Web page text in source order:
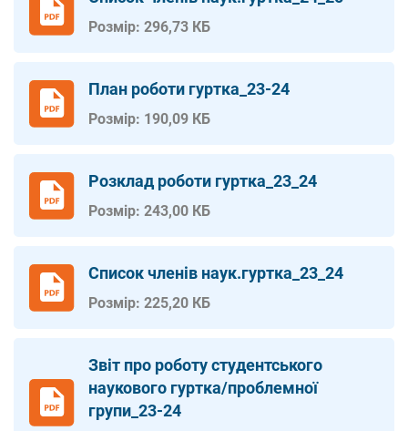
Розмір: 296,73 КБ
План роботи гуртка_23-24
Розмір: 190,09 КБ
Розклад роботи гуртка_23_24
Розмір: 243,00 КБ
Список членів наук.гуртка_23_24
Розмір: 225,20 КБ
Звіт про роботу студентського
наукового гуртка/проблемної
групи_23-24